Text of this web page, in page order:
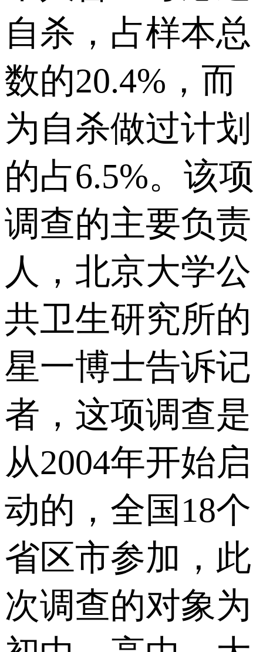
自杀，占样本总
数的20.4%，而
为自杀做过计划
的占6.5%。该项
调查的主要负责
人，北京大学公
共卫生研究所的
星一博士告诉记
者，这项调查是
从2004年开始启
动的，全国18个
省区市参加，此
次调查的对象为